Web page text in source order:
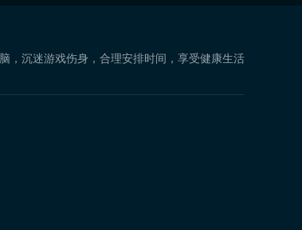
，沉迷游戏伤身，合理安排时间，享受健康生活